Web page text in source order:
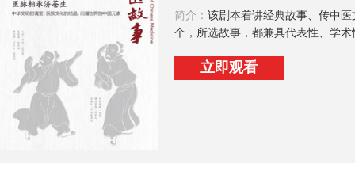
简介： 该剧本着讲经典故事、传中
个，所选故事，都兼具代表性、学
立即观看